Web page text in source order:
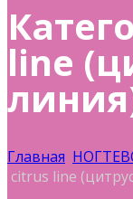
line
Главная
citrus line